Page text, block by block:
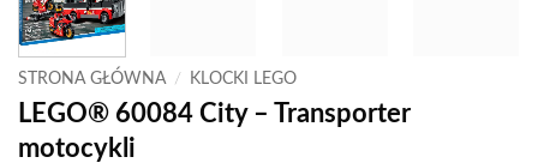
STRONA GŁÓWNA / KLOCKI LEGO
LEGO® 60084 City – Transporter
motocykli